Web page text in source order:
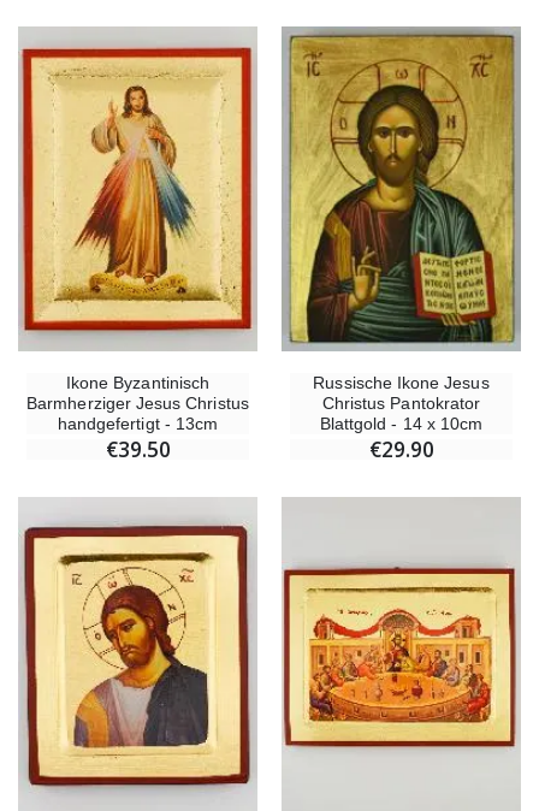
Ikone Byzantinisch
Barmherziger Jesus Christus
handgefertigt - 13cm
€39.50
Russische Ikone Jesus
Christus Pantokrator
Blattgold - 14 x 10cm
€29.90
€2.50
€5.00
Handbemaltes Kinderkreuz Gottes Welt Vereint 14cm
€23.00
€59.90
-25%
€90.00 €67.50
Heiliges Salböl
€9.90
€4.90
€6.00